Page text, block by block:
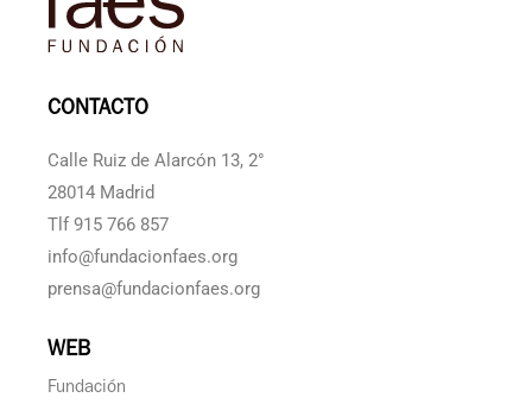
CONTACTO
Calle Ruiz de Alarcón 13, 2°
28014 Madrid
Tlf 915 766 857
info@fundacionfaes.org
prensa@fundacionfaes.org
WEB
Fundación